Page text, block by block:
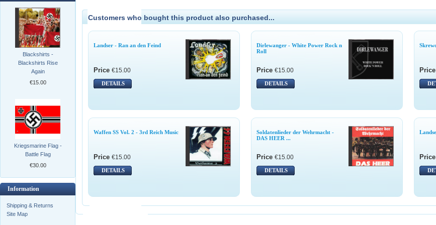
Blackshirts -
Blackshirts Rise
Again
€15.00
Kriegsmarine Flag -
Battle Flag
€30.00
Information
Shipping & Returns
Site Map
Customers who bought this product also purchased...
Landser - Ran an den Feind
Price €15.00
DETAILS
Dirlewanger - White Power Rock n
Roll
Price €15.00
DETAILS
Price
Waffen SS Vol. 2 - 3rd Reich Music
Price €15.00
DETAILS
Soldatenlieder der Wehrmacht -
DAS HEER ...
Price €15.00
DETAILS
Price